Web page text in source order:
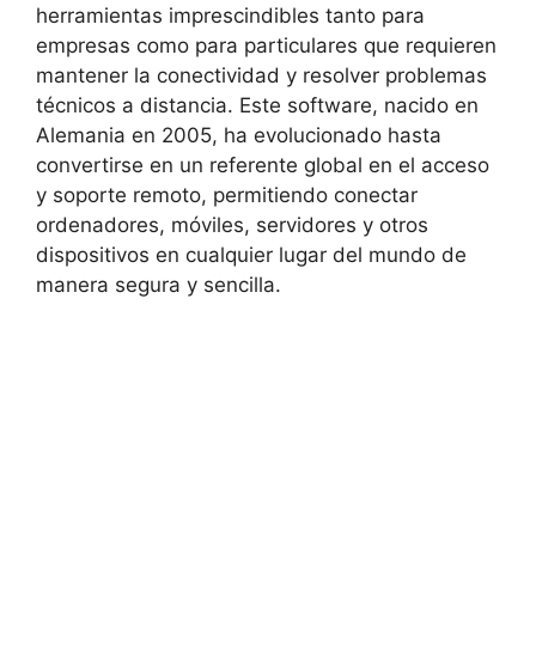
herramientas imprescindibles tanto para
empresas como para particulares que requieren
mantener la conectividad y resolver problemas
técnicos a distancia. Este software, nacido en
Alemania en 2005, ha evolucionado hasta
convertirse en un referente global en el acceso
y soporte remoto, permitiendo conectar
ordenadores, móviles, servidores y otros
dispositivos en cualquier lugar del mundo de
manera segura y sencilla.